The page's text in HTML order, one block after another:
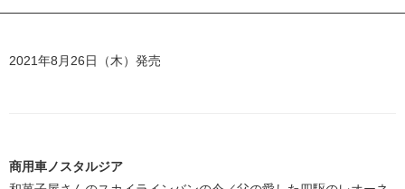
2021年8月26日（木）発売
商用車ノスタルジア